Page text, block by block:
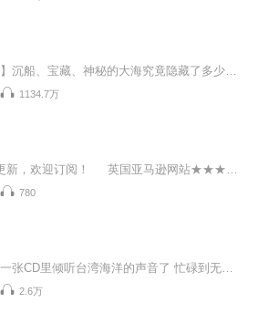
1134.7万
780
2.6万